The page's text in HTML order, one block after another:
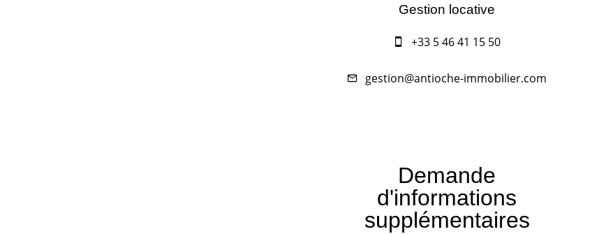
Gestion locative
+33 5 46 41 15 50
gestion@antioche-immobilier.com
Demande
d'informations
supplémentaires